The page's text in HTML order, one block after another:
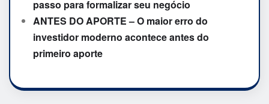
passo para formalizar seu negócio
ANTES DO APORTE – O maior erro do
investidor moderno acontece antes do
primeiro aporte